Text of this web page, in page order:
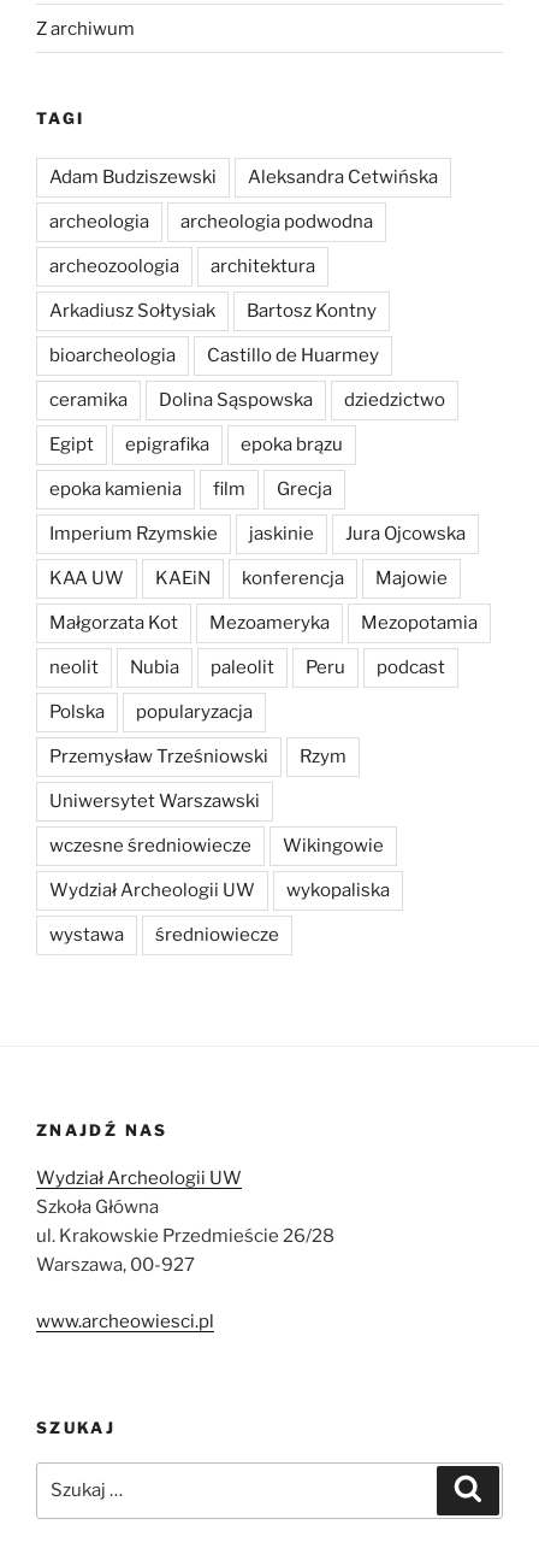
Z archiwum
TAGI
Adam Budziszewski Aleksandra Cetwińska
archeologia archeologia podwodna
archeozoologia architektura
Arkadiusz Sołtysiak Bartosz Kontny
bioarcheologia Castillo de Huarmey
ceramika Dolina Sąspowska dziedzictwo
Egipt epigrafika epoka brązu
epoka kamienia film Grecja
Imperium Rzymskie jaskinie Jura Ojcowska
KAA UW KAEiN konferencja Majowie
Małgorzata Kot Mezoameryka Mezopotamia
neolit Nubia paleolit Peru podcast
Polska popularyzacja
Przemysław Trześniowski Rzym
Uniwersytet Warszawski
wczesne średniowiecze Wikingowie
Wydział Archeologii UW wykopaliska
wystawa średniowiecze
ZNAJDŹ NAS
Wydział Archeologii UW
Szkoła Główna
ul. Krakowskie Przedmieście 26/28
Warszawa, 00-927
www.archeowiesci.pl
SZUKAJ